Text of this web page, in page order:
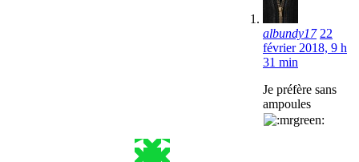
albundy17 22
février 2018, 9 h
31 min
Je préfère sans
ampoules